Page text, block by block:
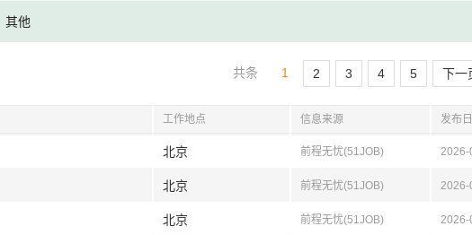
其他
共条 1 2 3 4 5 下一
工作地点 信息来源 发布
北京 前程无忧(51JOB) 2026-
北京 前程无忧(51JOB) 2026-
北京 前程无忧(51JOB) 2026-